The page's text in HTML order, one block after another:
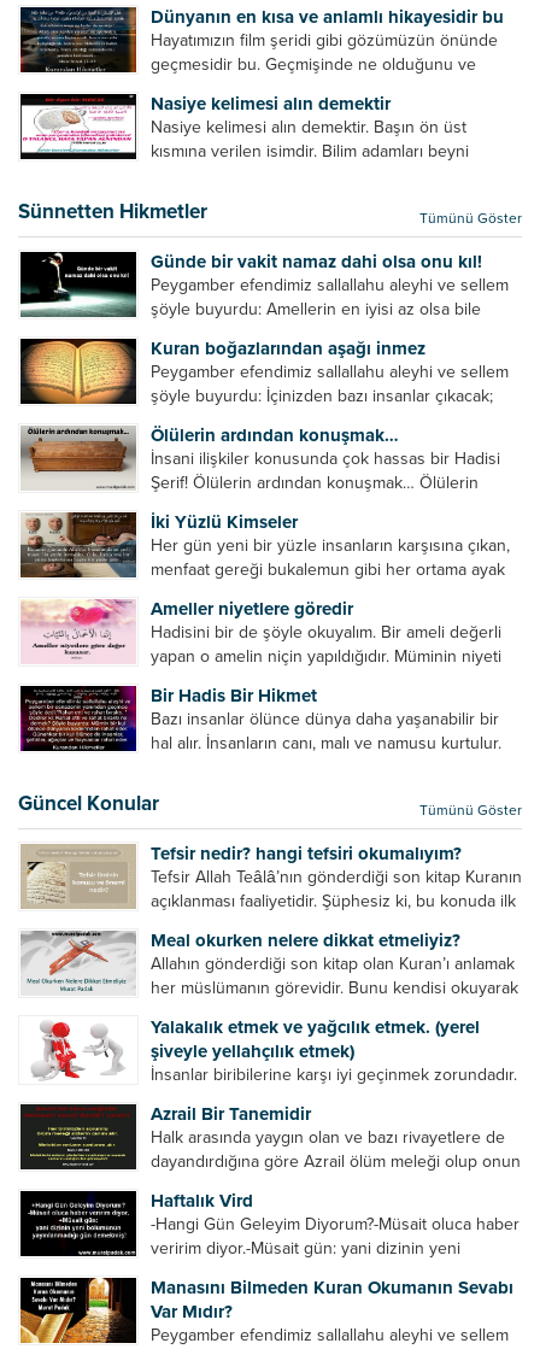
geliştirmeleri hususunda bazen açık bazen gizli
tenkitlerde bulunmuşuzdur. Örneğin hocalarda
olması gereken hususları sıralar ve...
Dünyanın en kısa ve anlamlı hikayesidir bu
Hayatımızın film şeridi gibi gözümüzün önünde
geçmesidir bu. Geçmişinde ne olduğunu ve
âyetlere baksın. Hayatı özetler misin sorusuna
verilebilecek en kısa ve bir o...
Nasiye kelimesi alın demektir
Nasiye kelimesi alın demektir. Başın ön üst
kısmına verilen isimdir. Bilim adamları beyni
Beynin ön kısmında bulunan bölüme ön bellek
denir. Bu kısım insan vücudunda...
Sünnetten Hikmetler Tümünü Göster
Günde bir vakit namaz dahi olsa onu kıl!
Peygamber efendimiz sallallahu aleyhi ve sellem
şöyle buyurdu: Amellerin en iyisi az olsa bile
bir yere sahiptir. Namaz kul ile Allah arasındaki bir
toplantıdır....
Kuran boğazlarından aşağı inmez
Peygamber efendimiz sallallahu aleyhi ve sellem
şöyle buyurdu: İçinizden bazı insanlar çıkacak;
küçümseyeceksiniz. Onların oruçlarını görünce
kendi oruçlarınızı küçümseyeceksiniz. Onların
amellerini görünce kendi amellerinizi
küçümseyeceksiniz. ...
Ölülerin ardından konuşmak…
İnsani ilişkiler konusunda çok hassas bir Hadisi
Şerif! Ölülerin ardından konuşmak… Ölülerin
küfretmek, sövmek, onların günah ve kusurlarını
zikretmek ölüye zarar vermez, fayda da vermez....
İki Yüzlü Kimseler
Her gün yeni bir yüzle insanların karşısına çıkan,
menfaat gereği bukalemun gibi her ortama ayak
insan grubudur. Müminlerin yanında mümin gibi
duran,...
Ameller niyetlere göredir
Hadisini bir de şöyle okuyalım. Bir ameli değerli
yapan o amelin niçin yapıldığıdır. Müminin niyeti
namazın hiçbir değeri yoktur. Gösteriş için
okunan ezanın hiçbir...
Bir Hadis Bir Hikmet
Bazı insanlar ölünce dünya daha yaşanabilir bir
hal alır. İnsanların canı, malı ve namusu kurtulur.
kurtulur. Ağaçlar onun zulmünden kurtulur....
Güncel Konular Tümünü Göster
Tefsir nedir? hangi tefsiri okumalıyım?
Tefsir Allah Teâlâ’nın gönderdiği son kitap Kuranın
açıklanması faaliyetidir. Şüphesiz ki, bu konuda ilk
ayetleri peygamber efendimize soruyor. O da
bunları izah ediyor/tefsir ediyordu. “Biz sana...
Meal okurken nelere dikkat etmeliyiz?
Allahın gönderdiği son kitap olan Kuran’ı anlamak
her müslümanın görevidir. Bunu kendisi okuyarak
yollarla anlamaya çalışmalıdır. Meal nedir? Arapça
bir kelime olan meal;...
Yalakalık etmek ve yağcılık etmek. (yerel
şiveyle yellahçılık etmek)
İnsanlar biribilerine karşı iyi geçinmek zorundadır.
makam gücü, nesep gücü, maddi güç, fiziki güç)
diğer insanları ezebiliyor. Normal şartlarda elinde
bu güçler...
Azrail Bir Tanemidir
Halk arasında yaygın olan ve bazı rivayetlere de
dayandırdığına göre Azrail ölüm meleği olup onun
Azrail tek başına aynı anda binlerce insanın
canını...
Haftalık Vird
-Hangi Gün Geleyim Diyorum?-Müsait oluca haber
veririm diyor.-Müsait gün: yani dizinin yeni
efendinin Haftalık Virdi HAFTALIK VİRD Pazartesi
Günü Hangi VİRD var?20:00 Star TV –...
Manasını Bilmeden Kuran Okumanın Sevabı
Var Mıdır?
Peygamber efendimiz sallallahu aleyhi ve sellem